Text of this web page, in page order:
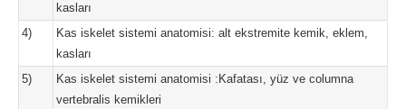
kasları
4)
Kas iskelet sistemi anatomisi: alt ekstremite kemik, eklem,
kasları
5)
Kas iskelet sistemi anatomisi :Kafatası, yüz ve columna
vertebralis kemikleri